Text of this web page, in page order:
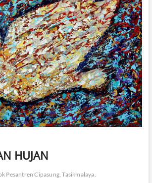
HUJAN
Pesantren Cipasung, Tasikmalaya.